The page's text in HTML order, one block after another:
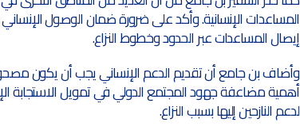
المساعدات الإنسانية. وأكد على ضرورة ضمان الوصول
إيصال المساعدات عبر الحدود وخطوط النزاع.
وأضاف بن جامع أن تقديم الدعم الإنساني يجب أن يكون
أهمية مضاعفة جهود المجتمع الدولي في تمويل الاستجابة
لدعم النازحين إليها بسبب النزاع.